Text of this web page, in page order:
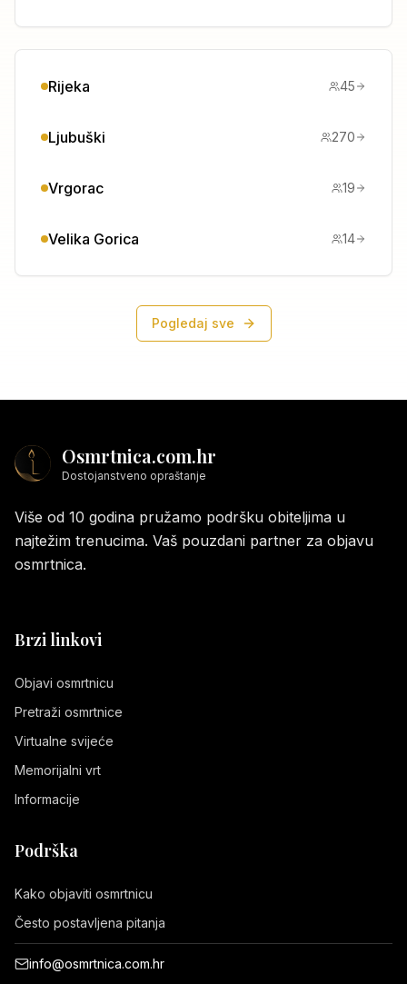
Rijeka 45
Ljubuški 270
Vrgorac 19
Velika Gorica 14
Pogledaj sve
Osmrtnica.com.hr
Dostojanstveno opraštanje
Više od 10 godina pružamo podršku obiteljima u
najtežim trenucima. Vaš pouzdani partner za objavu
osmrtnica.
Brzi linkovi
Objavi osmrtnicu
Pretraži osmrtnice
Virtualne svijeće
Memorijalni vrt
Informacije
Podrška
Kako objaviti osmrtnicu
Često postavljena pitanja
info@osmrtnica.com.hr